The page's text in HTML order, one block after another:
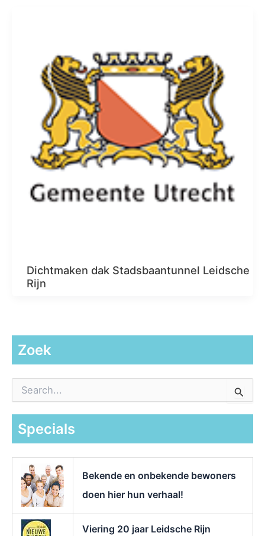
Dichtmaken dak Stadsbaantunnel Leidsche
Rijn
Zoek
a
Specials
Bekende en onbekende bewoners
doen hier hun verhaal!
Viering 20 jaar Leidsche Rijn